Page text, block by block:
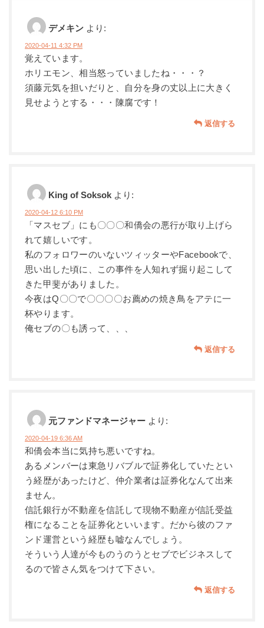
デメキン より:
2020-04-11 4:32 PM
覚えています。
ホリエモン、相当怒っていましたね・・・？
須藤元気を担いだりと、自分を身の丈以上に大きく
見せようとする・・・陳腐です！
返信する
King of Soksok より:
2020-04-12 6:10 PM
「マスセブ」にも〇〇〇和僑会の悪行が取り上げら
れて嬉しいです。
私のフォロワーのいないツィッターやFacebookで、
思い出した頃に、この事件を人知れず掘り起こして
きた甲斐がありました。
今夜はQ〇〇で〇〇〇〇お薦めの焼き鳥をアテに一
杯やります。
俺セブの〇も誘って、、、
返信する
元ファンドマネージャー より:
2020-04-19 6:36 AM
和僑会本当に気持ち悪いですね。
あるメンバーは東急リバブルで証券化していたとい
う経歴があったけど、仲介業者は証券化なんて出来
ません。
信託銀行が不動産を信託して現物不動産が信託受益
権になることを証券化といいます。だから彼のファ
ンド運営という経歴も嘘なんでしょう。
そういう人達が今ものうのうとセブでビジネスして
るので皆さん気をつけて下さい。
返信する